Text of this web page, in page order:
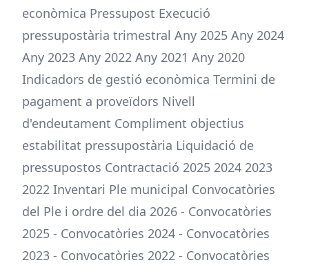
econòmica Pressupost Execució
pressupostària trimestral Any 2025 Any 2024
Any 2023 Any 2022 Any 2021 Any 2020
Indicadors de gestió econòmica Termini de
pagament a proveïdors Nivell
d'endeutament Compliment objectius
estabilitat pressupostària Liquidació de
pressupostos Contractació 2025 2024 2023
2022 Inventari Ple municipal Convocatòries
del Ple i ordre del dia 2026 - Convocatòries
2025 - Convocatòries 2024 - Convocatòries
2023 - Convocatòries 2022 - Convocatòries